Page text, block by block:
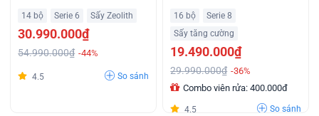
14 bộ Serie 6 Sấy Zeolith
30.990.000₫
54.990.000₫ -44%
4.5 So sánh
16 bộ
Serie 8
Sấy tăng cường
19.490.000₫
29.990.000₫ -36%
Combo viên rửa: 400.000đ
4.5 So sánh